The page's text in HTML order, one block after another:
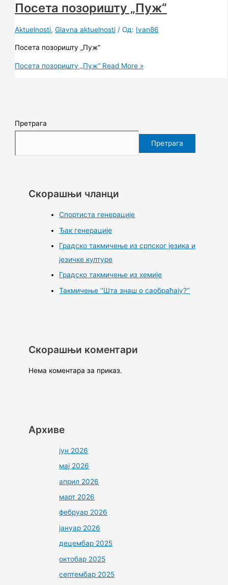
Посета позоришту „Пуж“
Aktuelnosti,Glavna aktuelnosti / Од: Ivan86
Посета позоришту „Пуж“
Посета позоришту „Пуж“ Read More »
Претрага
Претрага
Скорашњи чланци
Спортиста генерације
Ђак генерације
Градско такмичење из српског језика и
језичке културе
Градско такмичење из хемије
Такмичење ‘’Шта знаш о саобраћају?’’
Скорашњи коментари
Нема коментара за приказ.
Архиве
јун 2026
мај 2026
април 2026
март 2026
фебруар 2026
јануар 2026
децембар 2025
октобар 2025
септембар 2025